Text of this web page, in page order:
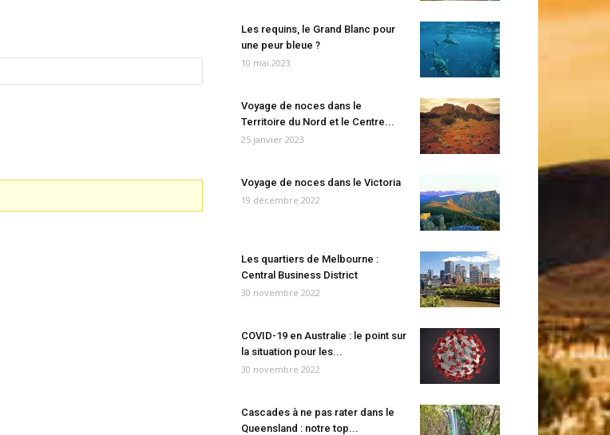
Les requins, le Grand Blanc pour
une peur bleue ?
10 mai 2023
Voyage de noces dans le
Territoire du Nord et le Centre...
25 janvier 2023
Voyage de noces dans le Victoria
19 décembre 2022
Les quartiers de Melbourne :
Central Business District
30 novembre 2022
COVID-19 en Australie : le point sur
la situation pour les...
30 novembre 2022
Cascades à ne pas rater dans le
Queensland : notre top...